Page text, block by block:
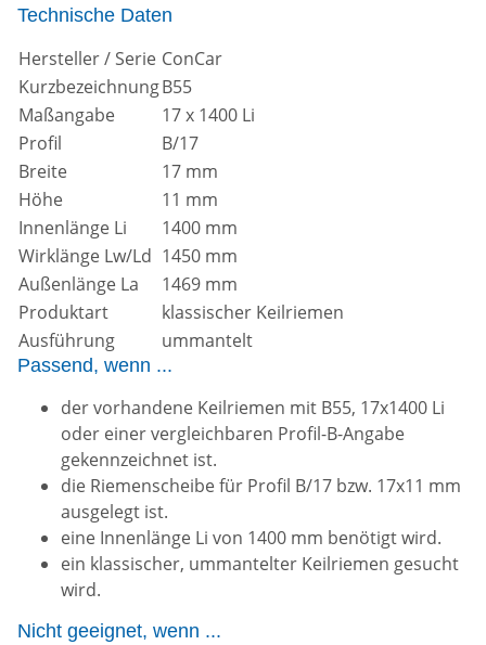
Technische Daten
Hersteller / Serie ConCar
KurzbezeichnungB55
Maßangabe
17 x 1400 Li
Profil
B/17
Breite
17 mm
Höhe
11 mm
Innenlänge Li
1400 mm
Wirklänge Lw/Ld 1450 mm
Außenlänge La
1469 mm
Produktart
klassischer Keilriemen
Ausführung
ummantelt
Passend, wenn ...
der vorhandene Keilriemen mit B55, 17x1400 Li
oder einer vergleichbaren Profil-B-Angabe
gekennzeichnet ist.
die Riemenscheibe für Profil B/17 bzw. 17x11 mm
ausgelegt ist.
eine Innenlänge Li von 1400 mm benötigt wird.
ein klassischer, ummantelter Keilriemen gesucht
wird.
Nicht geeignet, wenn ...